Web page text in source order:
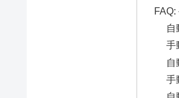
FAQ:
自
手
自
手